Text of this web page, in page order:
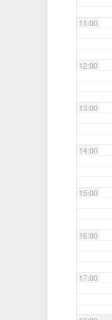
11:00
12:00
13:00
14:00
15:00
16:00
17:00